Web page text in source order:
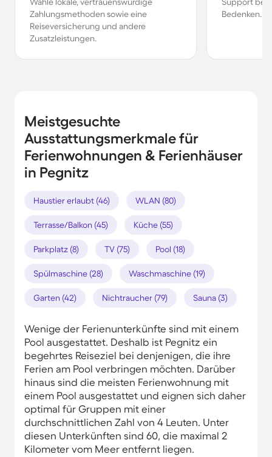
Zahlungsmethoden sowie eine
Reiseversicherung und andere
Zusatzleistungen.
Bedenken.
Meistgesuchte
Ausstattungsmerkmale für
Ferienwohnungen & Ferienhäuser
in Pegnitz
Haustier erlaubt (46) WLAN (80)
Terrasse/Balkon (45) Küche (55)
Parkplatz (8) TV (75) Pool (18)
Spülmaschine (28) Waschmaschine (19)
Garten (42) Nichtraucher (79) Sauna (3)
Wenige der Ferienunterkünfte sind mit einem
Pool ausgestattet. Deshalb ist Pegnitz ein
begehrtes Reiseziel bei denjenigen, die ihre
Ferien am Pool verbringen möchten. Darüber
hinaus sind die meisten Ferienwohnung mit
einem Pool ausgestattet und eignen sich daher
optimal für Gruppen mit einer
durchschnittlichen Zahl von 4 Leuten. Unter
diesen Unterkünften sind 60, die maximal 2
Kilometer vom Meer entfernt liegen.